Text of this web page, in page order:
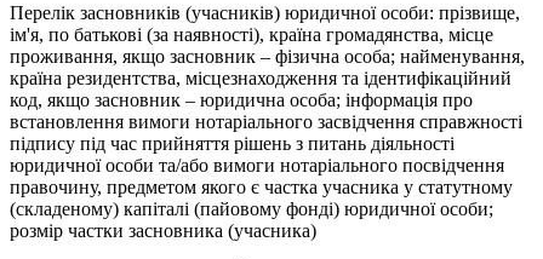
Перелік засновників (учасників) юридичної особи: прізвище,
ім'я, по батькові (за наявності), країна громадянства, місце
проживання, якщо засновник – фізична особа; найменування,
країна резидентства, місцезнаходження та ідентифікаційний
код, якщо засновник – юридична особа; інформація про
встановлення вимоги нотаріального засвідчення справжності
підпису під час прийняття рішень з питань діяльності
юридичної особи та/або вимоги нотаріального посвідчення
правочину, предметом якого є частка учасника у статутному
(складеному) капіталі (пайовому фонді) юридичної особи;
розмір частки засновника (учасника)